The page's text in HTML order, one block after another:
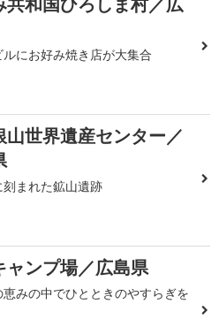
にお好み焼き店が大集合
山世界遺産センター／
刻まれた鉱山遺跡
ャンプ場／広島県
恵みの中でひとときのやすらぎを